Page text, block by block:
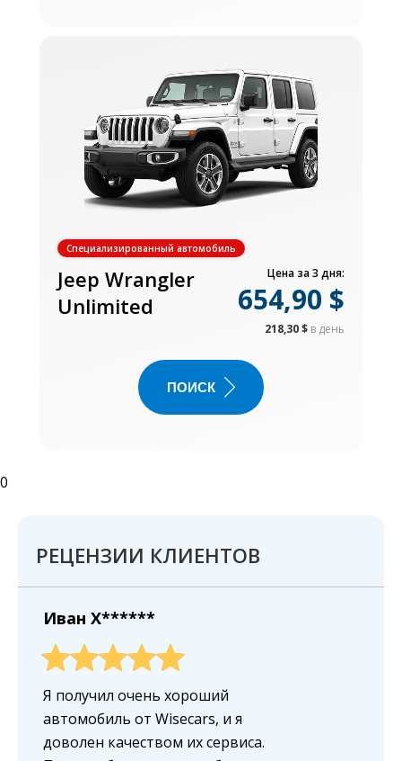
Специализированный автомобиль
Jeep Wrangler
Unlimited
Цена за 3 дня:
654,90 $
218,30 $ в день
ПОИСК
0
РЕЦЕНЗИИ КЛИЕНТОВ
Иван X******
Я получил очень хороший
автомобиль от Wisecars, и я
доволен качеством их сервиса.